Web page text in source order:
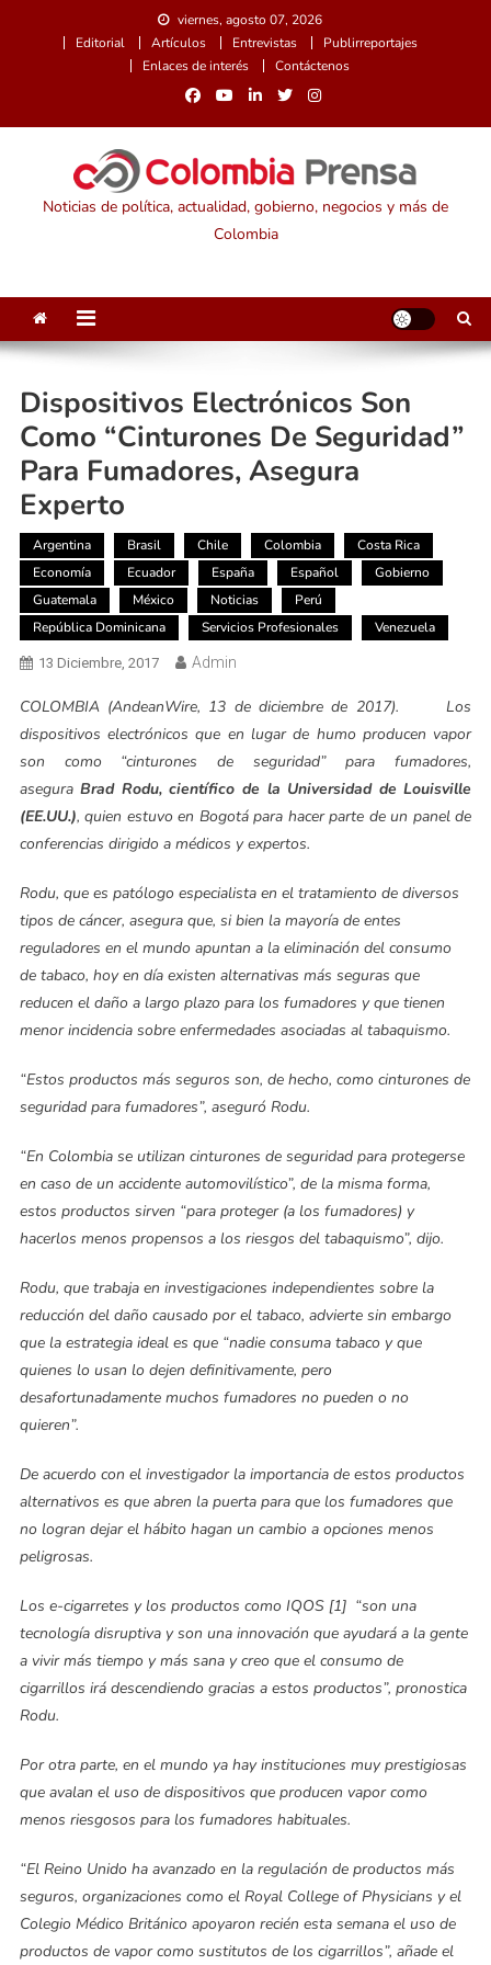
viernes, agosto 07, 2026
Editorial
Artículos Entrevistas
Publirreportajes
Enlaces de interés
Contáctenos
Noticias de política, actualidad, gobierno, negocios y más de
Colombia
Dispositivos Electrónicos Son
Como “cinturones De Seguridad”
Para Fumadores, Asegura
Experto
Argentina Brasil Chile Colombia
Costa Rica
Economía
Ecuador España Español
Gobierno
Guatemala
México Noticias
Perú
República Dominicana
Servicios Profesionales Venezuela
13 Diciembre, 2017 Admin
COLOMBIA (AndeanWire, 13 de diciembre de 2017). Los
dispositivos electrónicos que en lugar de humo producen vapor
son como “cinturones de seguridad” para fumadores,
aseguraBrad Rodu, científico de la Universidad de Louisville
(EE.UU.), quien estuvo en Bogotá para hacer parte de un panel de
conferencias dirigido a médicos y expertos.
Rodu, que es patólogo especialista en el tratamiento de diversos
tipos de cáncer, asegura que, si bien la mayoría de entes
reguladores en el mundo apuntan a la eliminación del consumo
de tabaco, hoy en día existen alternativas más seguras que
reducen el daño a largo plazo para los fumadores y que tienen
menor incidencia sobre enfermedades asociadas al tabaquismo.
“Estos productos más seguros son, de hecho, como cinturones de
seguridad para fumadores”, aseguró Rodu.
“En Colombia se utilizan cinturones de seguridad para protegerse
en caso de un accidente automovilístico”, de la misma forma,
estos productos sirven “para proteger (a los fumadores) y
hacerlos menos propensos a los riesgos del tabaquismo”, dijo.
Rodu, que trabaja en investigaciones independientes sobre la
reducción del daño causado por el tabaco, advierte sin embargo
que la estrategia ideal es que “nadie consuma tabaco y que
quienes lo usan lo dejen definitivamente, pero
desafortunadamente muchos fumadores no pueden o no
quieren”.
De acuerdo con el investigador la importancia de estos productos
alternativos es que abren la puerta para que los fumadores que
no logran dejar el hábito hagan un cambio a opciones menos
peligrosas.
Los e-cigarretes y los productos como IQOS [1] “son una
tecnología disruptiva y son una innovación que ayudará a la gente
a vivir más tiempo y más sana y creo que el consumo de
cigarrillos irá descendiendo gracias a estos productos”, pronostica
Rodu.
Por otra parte, en el mundo ya hay instituciones muy prestigiosas
que avalan el uso de dispositivos que producen vapor como
menos riesgosos para los fumadores habituales.
“El Reino Unido ha avanzado en la regulación de productos más
seguros, organizaciones como el Royal College of Physicians y el
Colegio Médico Británico apoyaron recién esta semana el uso de
productos de vapor como sustitutos de los cigarrillos”, añade el